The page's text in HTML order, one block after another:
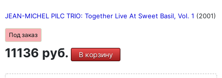
JEAN-MICHEL PILC TRIO: Together Live At Sweet Basil, Vol. 1 (2001)
Под заказ
11136 руб. В корзину